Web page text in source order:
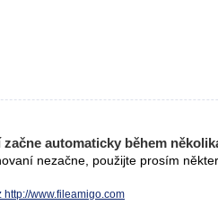
začne automaticky během
nezačne, použijte prosím
http://www.fileamigo.com